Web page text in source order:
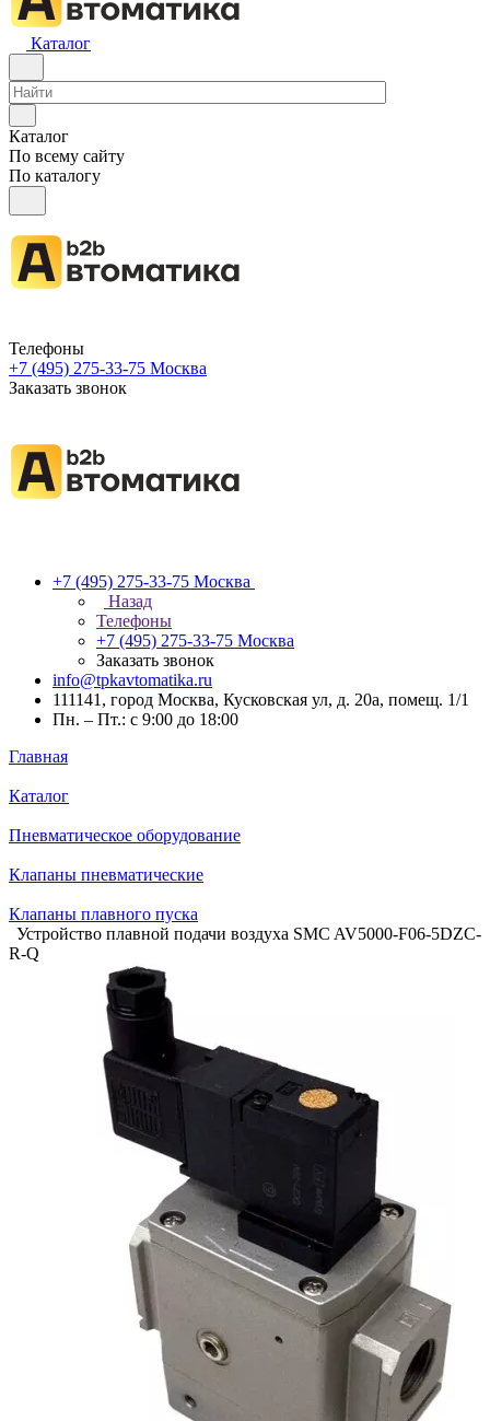
Каталог
Каталог
По всему сайту
По каталогу
Телефоны
+7 (495) 275-33-75 Москва
Заказать звонок
+7 (495) 275-33-75 Москва
Назад
Телефоны
+7 (495) 275-33-75 Москва
Заказать звонок
info@tpkavtomatika.ru
111141, город Москва, Кусковская ул, д. 20а, помещ. 1/1
Пн. – Пт.: с 9:00 до 18:00
Главная
Каталог
Пневматическое оборудование
Клапаны пневматические
Клапаны плавного пуска
Устройство плавной подачи воздуха SMC AV5000-F06-5DZC-
R-Q